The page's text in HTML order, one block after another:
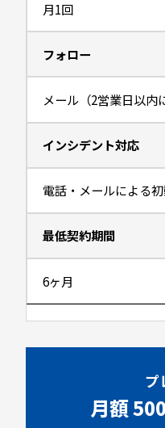
月1回
フォロー
メール（2営業日以内
インシデント対応
電話・メールによる
最低契約期間
6ヶ月
プ
月額